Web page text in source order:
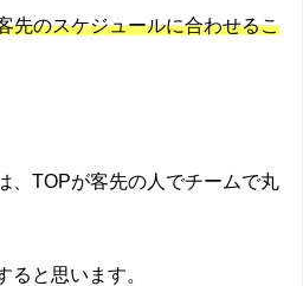
先のスケジュールに合わせるこ
TOPが客先の人でチームで丸
ると思います。